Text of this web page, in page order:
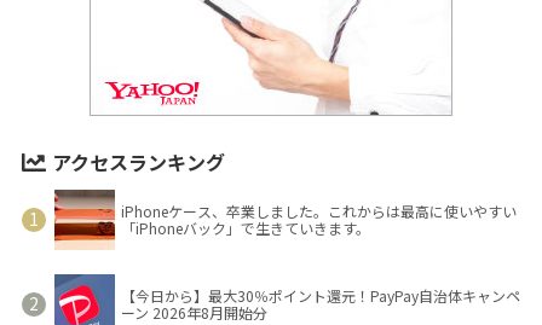
アクセスランキング
iPhoneケース、卒業しました。これからは最高に使いやすい
「iPhoneバック」で生きていきます。
【今日から】最大30％ポイント還元！PayPay自治体キャンペ
ーン 2026年8月開始分